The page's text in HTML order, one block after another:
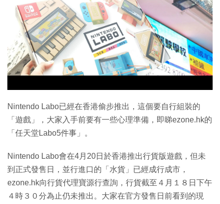
生成式AI與雲端應用
Enterprise Digital Transformation
特集
Nintendo Labo已經在香港偷步推出，這個要自行組裝的
「遊戲」，大家入手前要有一些心理準備，即睇ezone.hk的
「任天堂Labo5件事」。
Nintendo Labo會在4月20日於香港推出行貨版遊戲，但未
到正式發售日，並行進口的「水貨」已經成行成市，
ezone.hk向行貨代理寶源行查詢，行貨截至４月１８日下午
４時３０分為止仍未推出。大家在官方發售日前看到的現